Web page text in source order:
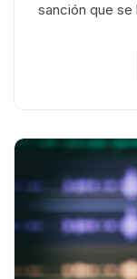
sanción que se